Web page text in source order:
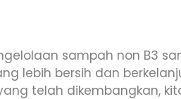
sampah non B3
lebih bersih dan
telah dikembangkan,